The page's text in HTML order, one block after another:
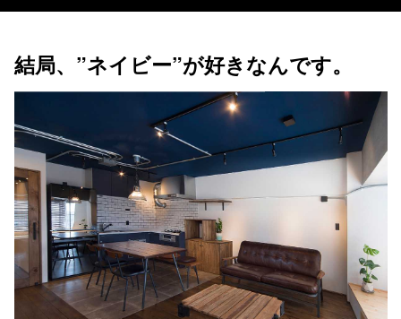
結局、”ネイビー”が好きなんです。